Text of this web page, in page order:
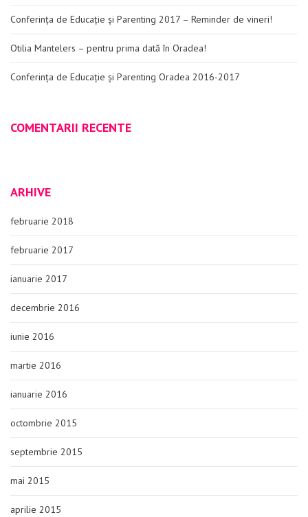
Conferința de Educație și Parenting 2017 – Reminder de vineri!
Otilia Mantelers – pentru prima dată în Oradea!
Conferința de Educație și Parenting Oradea 2016-2017
COMENTARII RECENTE
ARHIVE
februarie 2018
februarie 2017
ianuarie 2017
decembrie 2016
iunie 2016
martie 2016
ianuarie 2016
octombrie 2015
septembrie 2015
mai 2015
aprilie 2015